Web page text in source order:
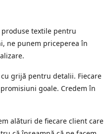
textile pentru
ne punem priceperea în
grijă pentru detalii. Fiecare
goale. Credem în
alături de fiecare client care